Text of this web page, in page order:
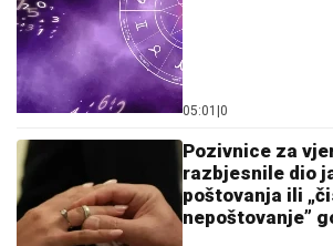
05:01 |0
Pozivnice za
razbjesnile dio
poštovanja ili
nepoštovanje”